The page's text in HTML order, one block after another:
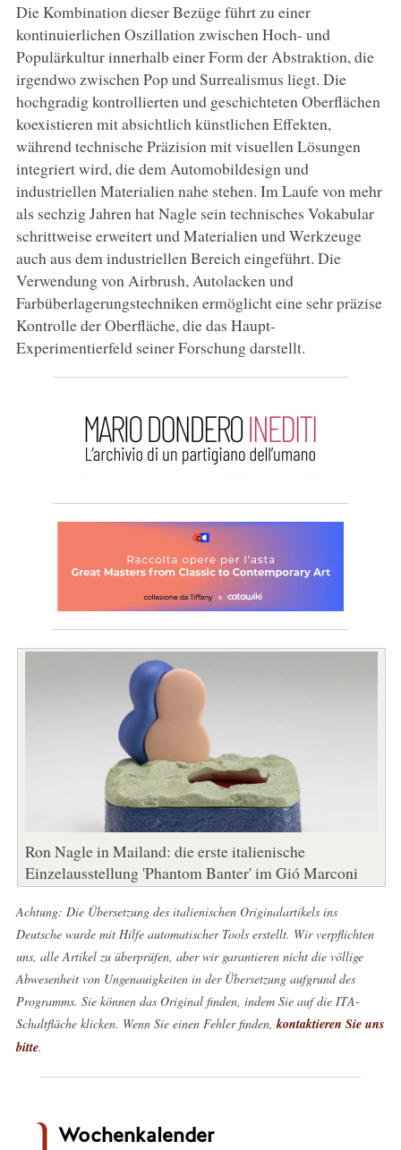
Die Kombination dieser Bezüge führt zu einer
kontinuierlichen Oszillation zwischen Hoch- und
Populärkultur innerhalb einer Form der Abstraktion, die
irgendwo zwischen Pop und Surrealismus liegt. Die
hochgradig kontrollierten und geschichteten Oberflächen
koexistieren mit absichtlich künstlichen Effekten,
während technische Präzision mit visuellen Lösungen
integriert wird, die dem Automobildesign und
industriellen Materialien nahe stehen. Im Laufe von mehr
als sechzig Jahren hat Nagle sein technisches Vokabular
schrittweise erweitert und Materialien und Werkzeuge
auch aus dem industriellen Bereich eingeführt. Die
Verwendung von Airbrush, Autolacken und
Farbüberlagerungstechniken ermöglicht eine sehr präzise
Kontrolle der Oberfläche, die das Haupt-
Experimentierfeld seiner Forschung darstellt.
Ron Nagle in Mailand: die erste italienische
Einzelausstellung 'Phantom Banter' im Gió Marconi
Achtung: Die Übersetzung des italienischen Originalartikels ins
Deutsche wurde mit Hilfe automatischer Tools erstellt. Wir verpflichten
uns, alle Artikel zu überprüfen, aber wir garantieren nicht die völlige
Abwesenheit von Ungenauigkeiten in der Übersetzung aufgrund des
Programms. Sie können das Original finden, indem Sie auf die ITA-
Schaltfläche klicken. Wenn Sie einen Fehler finden,kontaktieren Sie uns
bitte.
Wochenkalender